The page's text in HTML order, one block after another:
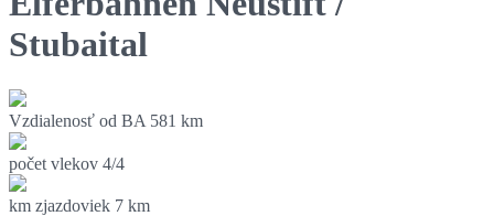
Stubaital
Vzdialenosť od BA 581 km
počet vlekov 4/4
km zjazdoviek 7 km